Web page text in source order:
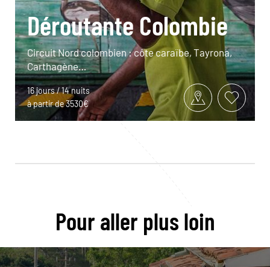
Déroutante Colombie
Circuit Nord colombien : côte caraïbe, Tayrona,
Carthagène…
16 jours / 14 nuits
à partir de 3530€
Pour aller plus loin